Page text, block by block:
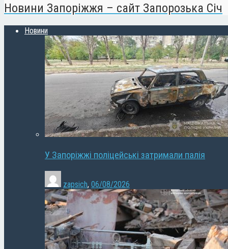
Новини Запоріжжя – сайт Запорозька Січ
Новини
У Запоріжжі поліцейські затримали палія
zapsich, 06/08/2026